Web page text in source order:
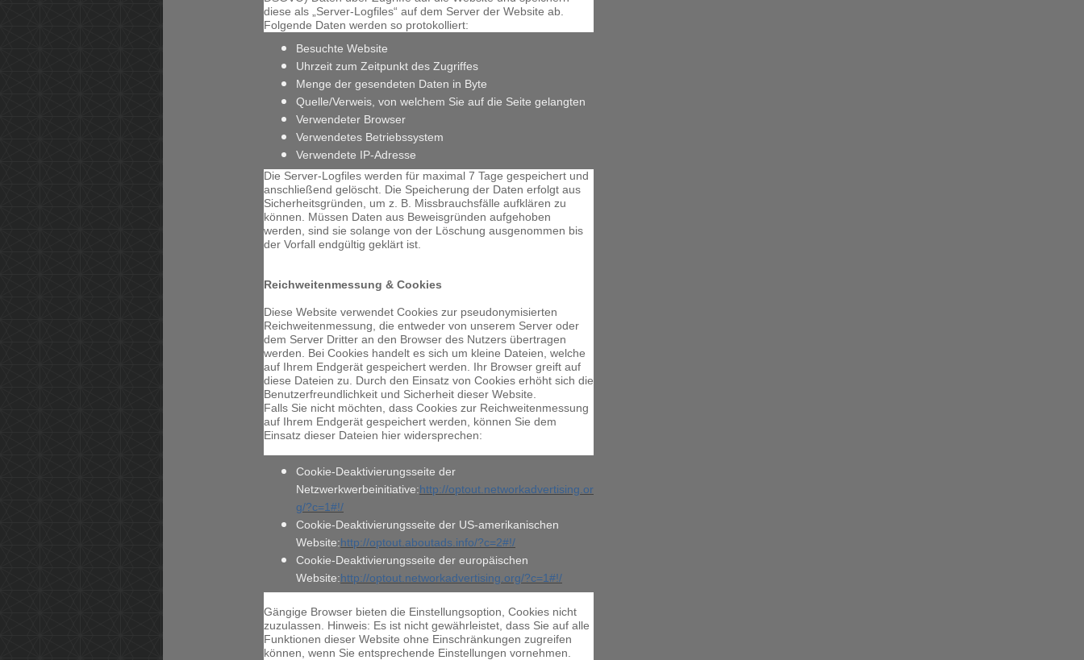
diese als „Server-Logfiles“ auf dem Server der Website ab.
Folgende Daten werden so protokolliert:
Besuchte Website
Uhrzeit zum Zeitpunkt des Zugriffes
Menge der gesendeten Daten in Byte
Quelle/Verweis, von welchem Sie auf die Seite gelangten
Verwendeter Browser
Verwendetes Betriebssystem
Verwendete IP-Adresse
Die Server-Logfiles werden für maximal 7 Tage gespeichert und
anschließend gelöscht. Die Speicherung der Daten erfolgt aus
Sicherheitsgründen, um z. B. Missbrauchsfälle aufklären zu
können. Müssen Daten aus Beweisgründen aufgehoben
werden, sind sie solange von der Löschung ausgenommen bis
der Vorfall endgültig geklärt ist.
Reichweitenmessung & Cookies
Diese Website verwendet Cookies zur pseudonymisierten
Reichweitenmessung, die entweder von unserem Server oder
dem Server Dritter an den Browser des Nutzers übertragen
werden. Bei Cookies handelt es sich um kleine Dateien, welche
auf Ihrem Endgerät gespeichert werden. Ihr Browser greift auf
diese Dateien zu. Durch den Einsatz von Cookies erhöht sich die
Benutzerfreundlichkeit und Sicherheit dieser Website.
Falls Sie nicht möchten, dass Cookies zur Reichweitenmessung
auf Ihrem Endgerät gespeichert werden, können Sie dem
Einsatz dieser Dateien hier widersprechen:
Cookie-Deaktivierungsseite der
Netzwerkwerbeinitiative:http://optout.networkadvertising.or
g/?c=1#!/
Cookie-Deaktivierungsseite der US-amerikanischen
Website:http://optout.aboutads.info/?c=2#!/
Cookie-Deaktivierungsseite der europäischen
Website:http://optout.networkadvertising.org/?c=1#!/
Gängige Browser bieten die Einstellungsoption, Cookies nicht
zuzulassen. Hinweis: Es ist nicht gewährleistet, dass Sie auf alle
Funktionen dieser Website ohne Einschränkungen zugreifen
können, wenn Sie entsprechende Einstellungen vornehmen.